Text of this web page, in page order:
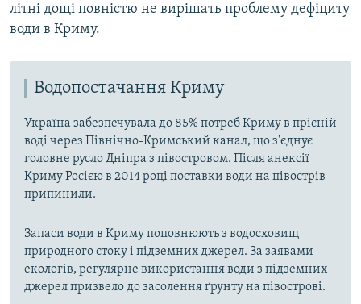
літні дощі повністю не вирішать проблему дефіциту
води в Криму.
Водопостачання Криму
Україна забезпечувала до 85% потреб Криму в прісній
воді через Північно-Кримський канал, що з'єднує
головне русло Дніпра з півостровом. Після анексії
Криму Росією в 2014 році поставки води на півострів
припинили.
Запаси води в Криму поповнюють з водосховищ
природного стоку і підземних джерел. За заявами
екологів, регулярне використання води з підземних
джерел призвело до засолення ґрунту на півострові.